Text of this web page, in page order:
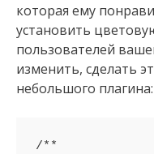
которая ему
установить
пользователей
изменить, сделать
небольшого плагина:
/**